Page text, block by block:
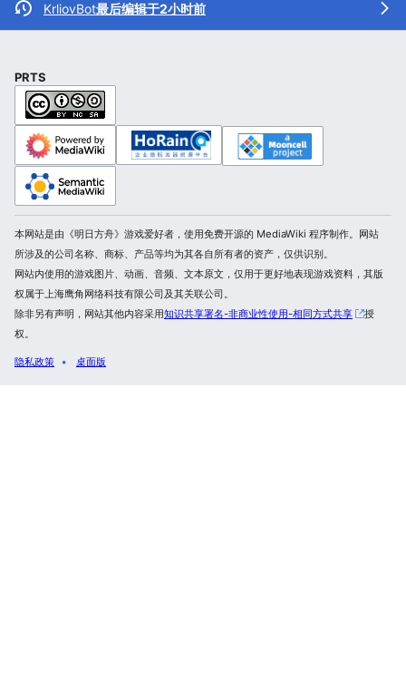
KrliovBot最后编辑于2小时前
PRTS
本网站是由《明日方舟》游戏爱好者，使用免费开源的 MediaWiki 程序制作。网站
所涉及的公司名称、商标、产品等均为其各自所有者的资产，仅供识别。
网站内使用的游戏图片、动画、音频、文本原文，仅用于更好地表现游戏资料，其版
权属于上海鹰角网络科技有限公司及其关联公司。
除非另有声明，网站其他内容采用知识共享署名-非商业性使用-相同方式共享
授
权。
隐私政策 桌面版